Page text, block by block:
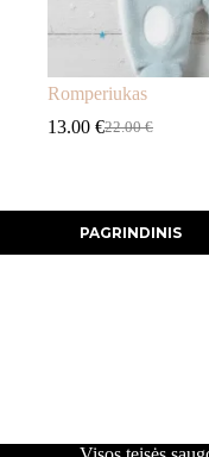
Romperiukas
22.00€
Original
13.00 €Current
PAGRINDINIS